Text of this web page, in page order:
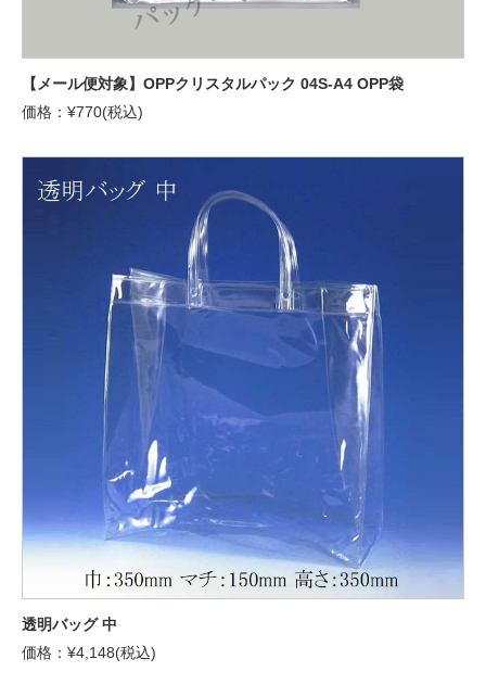
【メール便対象】OPPクリスタルパック 04S-A4 OPP袋
価格：¥770(税込)
透明バッグ 中
価格：¥4,148(税込)